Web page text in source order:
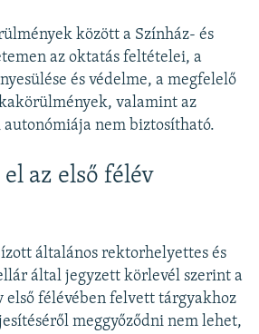
között a Színház- és
az oktatás feltételei, a
és védelme, a megfelelő
valamint az
nem biztosítható.
az első félév
általános rektorhelyettes és
által jegyzett körlevél szerint a
első félévében felvett tárgyakhoz
meggyőződni nem lehet,